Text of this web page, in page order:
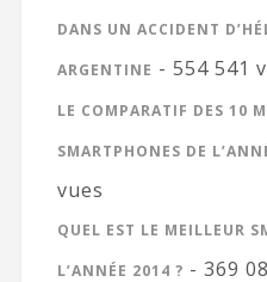
DANS UN ACCIDENT
ARGENTINE - 554 541
LE COMPARATIF DES 10
SMARTPHONES DE
vues
QUEL EST LE MEILLEUR
L’ANNÉE 2014 ? - 369